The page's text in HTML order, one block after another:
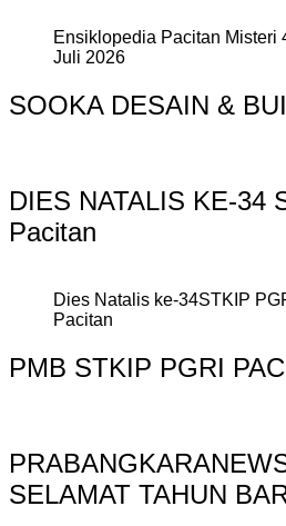
Ensiklopedia Pacitan Misteri
Juli 2026
SOOKA DESAIN &
DIES NATALIS KE-34
Pacitan
Dies Natalis ke-34STKIP
Pacitan
PMB STKIP PGRI
SELAMAT TAHUN